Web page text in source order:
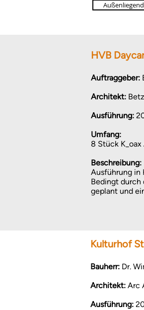
Außenliegend
HVB
Auftraggeber:
Architekt:
Ausführung:
Umfang:
8 Stück
Beschreibung:
Ausführung in
Bedingt durch
geplant und
Kulturhof
Bauherr: Dr.
Architekt: Arc
Ausführung: